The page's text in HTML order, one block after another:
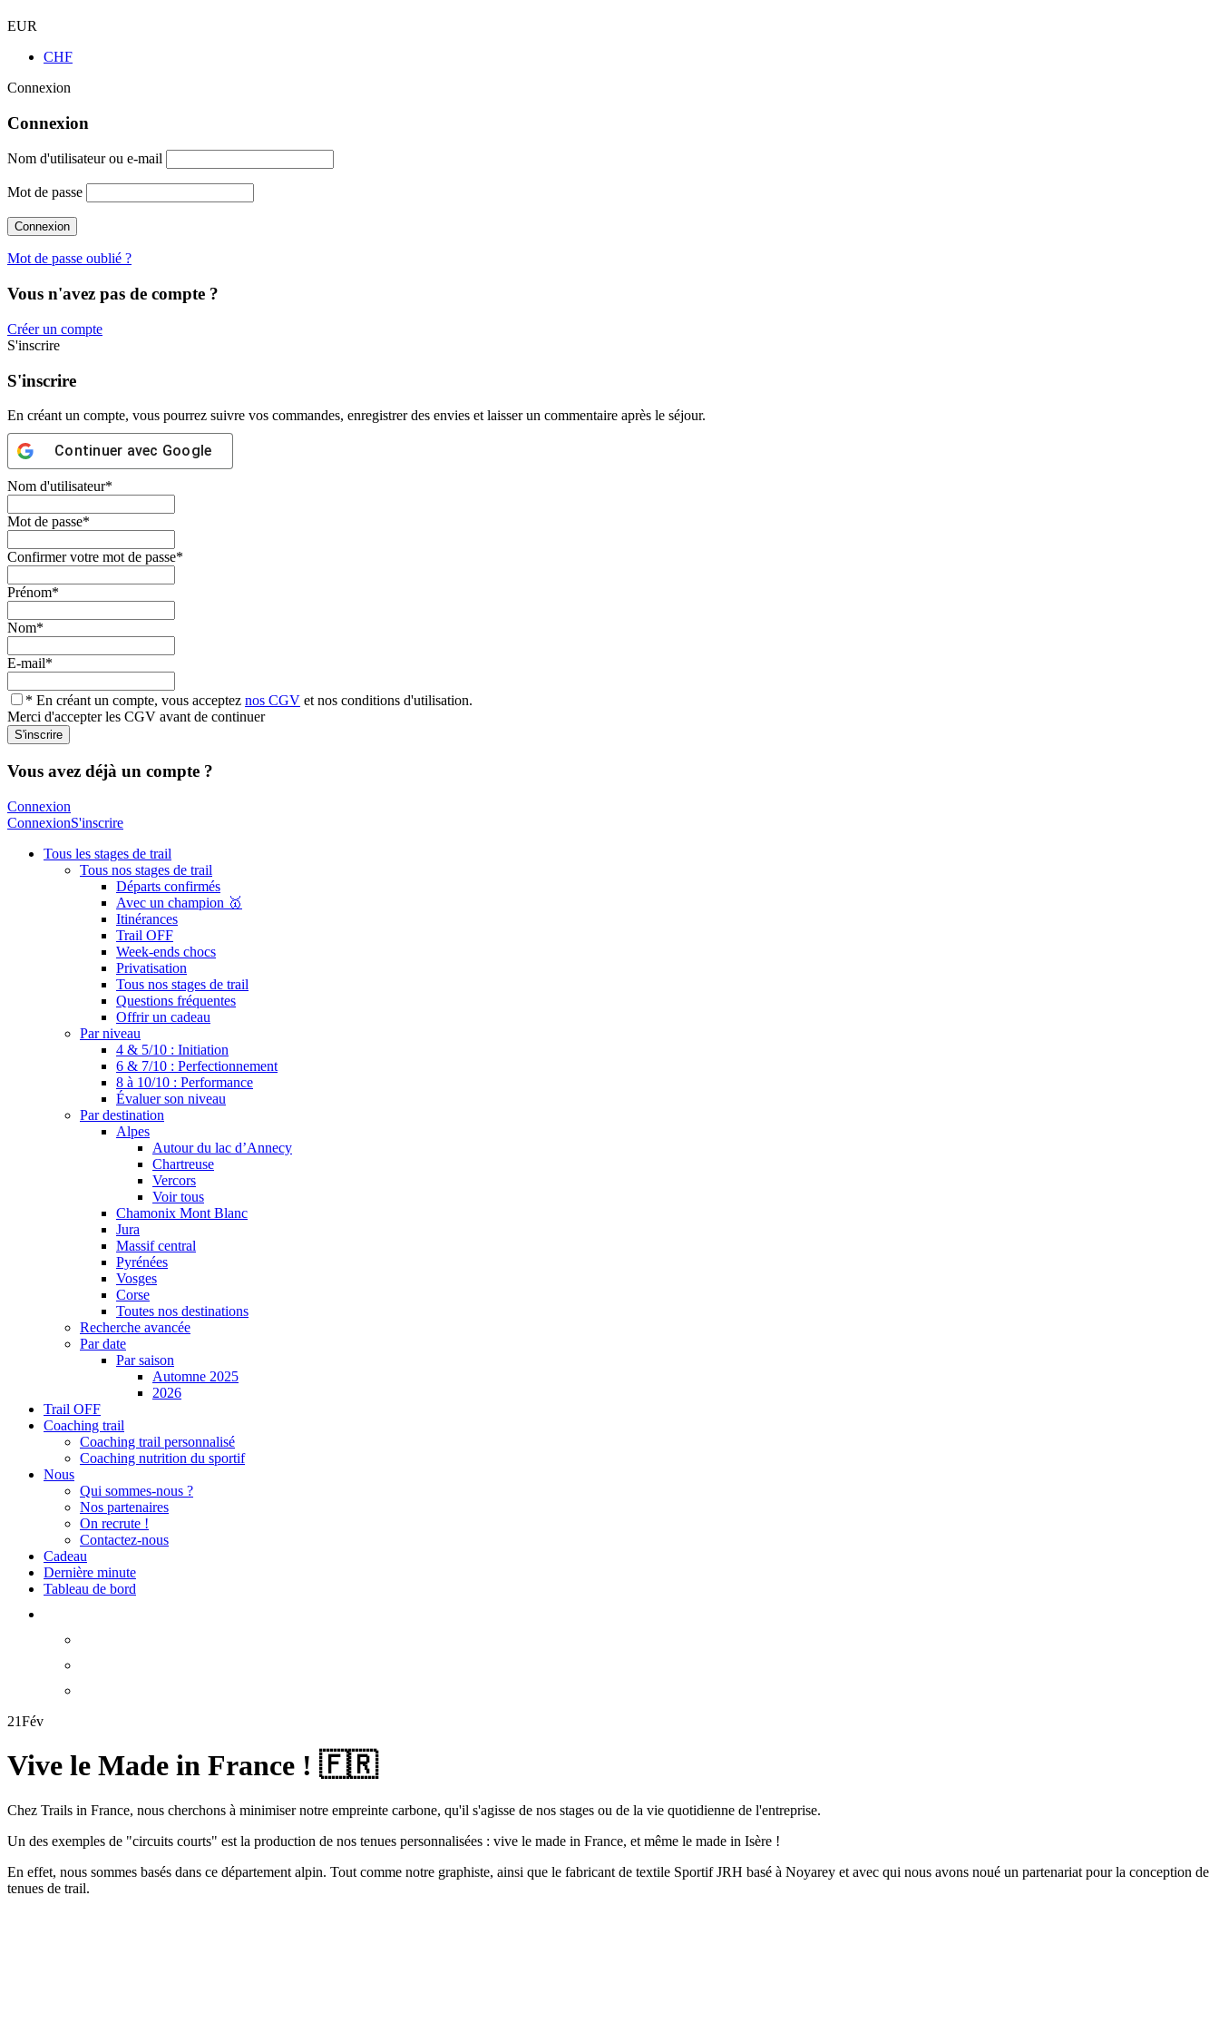
EUR
CHF
Connexion
Connexion
Nom d'utilisateur ou e-mail
Mot de passe
Mot de passe oublié ?
Vous n'avez pas de compte ?
Créer un compte
S'inscrire
S'inscrire
En créant un compte, vous pourrez suivre vos commandes, enregistrer des envies et laisser un commentaire après le séjour.
Continuer avec Google
Nom d'utilisateur*
Mot de passe*
Confirmer votre mot de passe*
Prénom*
Nom*
E-mail*
* En créant un compte, vous acceptez nos CGV et nos conditions d'utilisation.
Merci d'accepter les CGV avant de continuer
Vous avez déjà un compte ?
Connexion
ConnexionS'inscrire
Tous les stages de trail
Tous nos stages de trail
Départs confirmés
Avec un champion 🥇
Itinérances
Trail OFF
Week-ends chocs
Privatisation
Tous nos stages de trail
Questions fréquentes
Offrir un cadeau
Par niveau
4 & 5/10 : Initiation
6 & 7/10 : Perfectionnement
8 à 10/10 : Performance
Évaluer son niveau
Par destination
Alpes
Autour du lac d’Annecy
Chartreuse
Vercors
Voir tous
Chamonix Mont Blanc
Jura
Massif central
Pyrénées
Vosges
Corse
Toutes nos destinations
Recherche avancée
Par date
Par saison
Automne 2025
2026
Trail OFF
Coaching trail
Coaching trail personnalisé
Coaching nutrition du sportif
Nous
Qui sommes-nous ?
Nos partenaires
On recrute !
Contactez-nous
Cadeau
Dernière minute
Tableau de bord
21Fév
Vive le Made in France ! 🇫🇷
Chez Trails in France, nous cherchons à minimiser notre empreinte carbone, qu'il s'agisse de nos stages ou de la vie quotidienne de l'entreprise.
Un des exemples de "circuits courts" est la production de nos tenues personnalisées : vive le made in France, et même le made in Isère !
En effet, nous sommes basés dans ce département alpin. Tout comme notre graphiste, ainsi que le fabricant de textile Sportif JRH basé à Noyarey et avec qui nous avons noué un partenariat pour la conception de
tenues de trail.